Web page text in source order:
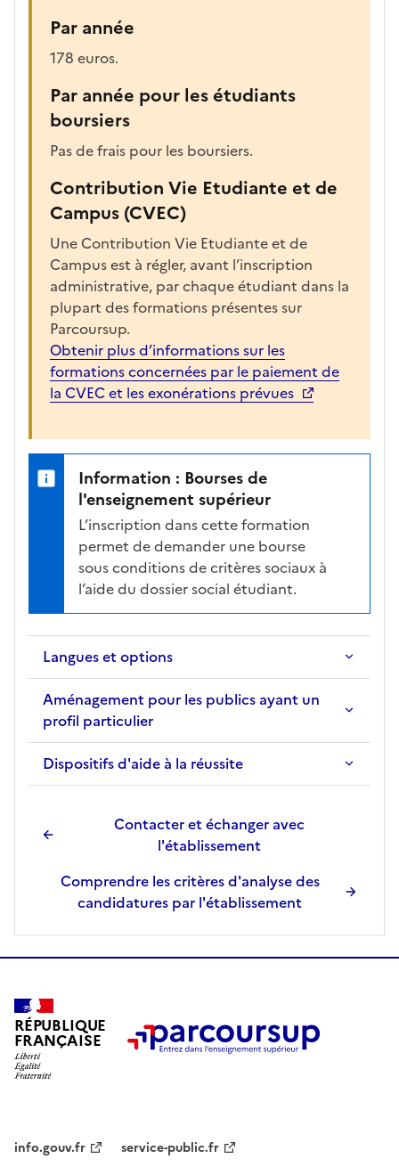
Par année
178 euros.
Par année pour les étudiants
boursiers
Pas de frais pour les boursiers.
Contribution Vie Etudiante et de
Campus (CVEC)
Une Contribution Vie Etudiante et de
Campus est à régler, avant l’inscription
administrative, par chaque étudiant dans la
plupart des formations présentes sur
Parcoursup.
Obtenir plus d’informations sur les
formations concernées par le paiement de
la CVEC et les exonérations prévues
Information : Bourses de
l'enseignement supérieur
L’inscription dans cette formation
permet de demander une bourse
sous conditions de critères sociaux à
l’aide du dossier social étudiant.
Langues et options
Aménagement pour les publics ayant un
profil particulier
Dispositifs d'aide à la réussite
Contacter et échanger avec
l'établissement
Comprendre les critères d'analyse des
candidatures par l'établissement
RÉPUBLIQUE
FRANÇAISE
info.gouv.fr service-public.fr